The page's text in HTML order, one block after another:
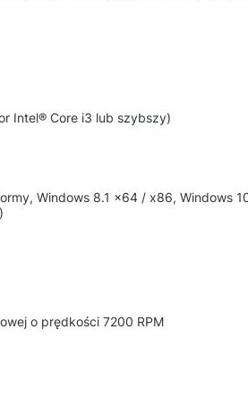
Intel® Core i3 lub szybszy)
Windows 8.1 x64 / x86, Windows
o prędkości 7200 RPM